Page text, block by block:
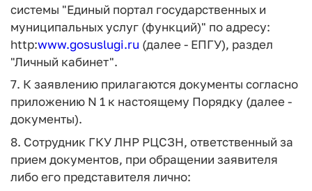
системы "Единый портал государственных и
муниципальных услуг (функций)" по адресу:
http:www.gosuslugi.ru (далее - ЕПГУ), раздел
"Личный кабинет".
7. К заявлению прилагаются документы согласно
приложению N 1 к настоящему Порядку (далее -
документы).
8. Сотрудник ГКУ ЛНР РЦСЗН, ответственный за
прием документов, при обращении заявителя
либо его представителя лично: